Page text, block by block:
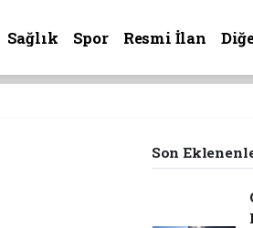
Sağlık Spor Resmi İlan
Son